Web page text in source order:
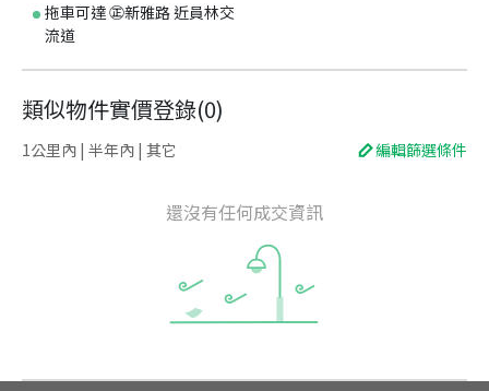
拖車可達 ㊣新雅路 近員林交
流道
類似物件實價登錄(0)
1公里內 | 半年內 | 其它 編輯篩選條件
還沒有任何成交資訊